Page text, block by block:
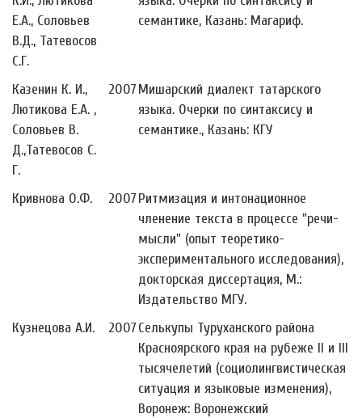
Е.А., Соловьев
В.Д., Татевосов
С.Г.
семантике, Казань: Магариф.
Казенин К. И.,
Лютикова Е.А. ,
Соловьев В.
Д.,Татевосов С.
Г.
2007Мишарский диалект татарского
языка. Очерки по синтаксису и
семантике., Казань: КГУ
Кривнова О.Ф. 2007Ритмизация и интонационное
членение текста в процессе "речи-
мысли" (опыт теоретико-
экспериментального исследования),
докторская диссертация, М.:
Издательство МГУ.
Кузнецова А.И.
2007Селькупы Туруханского района
Красноярского края на рубеже II и III
тысячелетий (социолингвистическая
ситуация и языковые изменения),
Воронеж: Воронежский